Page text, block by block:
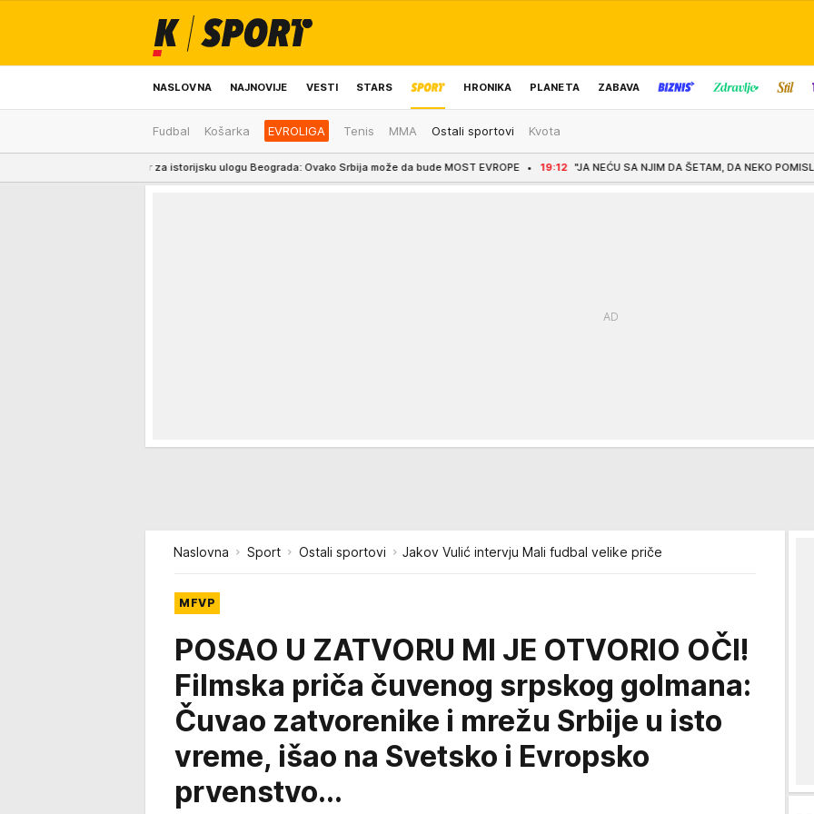
NASLOVNA NAJNOVIJE VESTI STARS HRONIKA PLANETA ZABAVA
ODRŽIVA BUDUĆNOST REGION NEWS IZBOR UREDNIKA
Fudbal Košarka EVROLIGA Tenis MMA Ostali sportovi Kvota
za istorijsku ulogu Beograda: Ovako Srbija može da bude MOST EVROPE 19:12 "JA NEĆU SA NJIM DA ŠETAM, DA NEKO POMISLI DA SMO
Naslovna Sport Ostali sportovi Jakov Vulić intervju Mali fudbal velike priče
MFVP
POSAO U ZATVORU MI JE OTVORIO OČI!
Filmska priča čuvenog srpskog golmana:
Čuvao zatvorenike i mrežu Srbije u isto
vreme, išao na Svetsko i Evropsko
prvenstvo...